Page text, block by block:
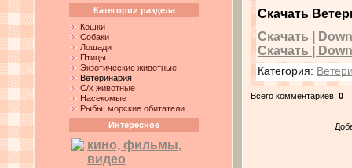
Категории раздела
Кошки
Собаки
Лошади
Птицы
Экзотические животные
Ветеринария
С/х животные
Насекомые
Рыбы, морские обитатели
Интересное
кино, фильмы,
видео
Скачать
Скачать |
Скачать |
Категория:
Всего комментариев: 0